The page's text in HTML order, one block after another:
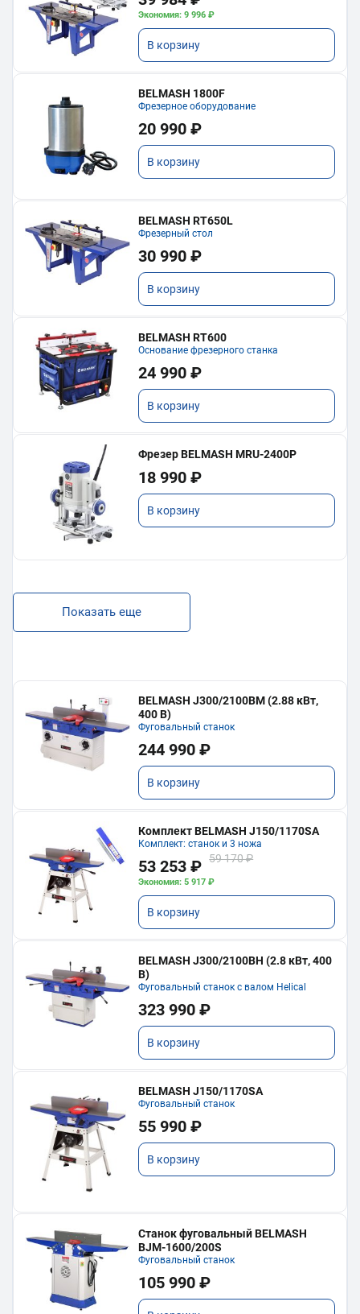
Экономия: 9 996 ₽
В корзину
BELMASH 1800F
Фрезерное оборудование
20 990 ₽
В корзину
BELMASH RT650L
Фрезерный стол
30 990 ₽
В корзину
BELMASH RT600
Основание фрезерного станка
24 990 ₽
В корзину
Фрезер BELMASH MRU-2400P
18 990 ₽
В корзину
Показать еще
BELMASH J300/2100ВМ (2.88 кВт,
400 В)
Фуговальный станок
244 990 ₽
В корзину
Комплект BELMASH J150/1170SA
Комплект: станок и 3 ножа
53 253 ₽ 59 170 ₽
Экономия: 5 917 ₽
В корзину
BELMASH J300/2100ВH (2.8 кВт, 400
В)
Фуговальный станок с валом Helical
323 990 ₽
В корзину
BELMASH J150/1170SA
Фуговальный станок
55 990 ₽
В корзину
Станок фуговальный BELMASH
BJM-1600/200S
Фуговальный станок
105 990 ₽